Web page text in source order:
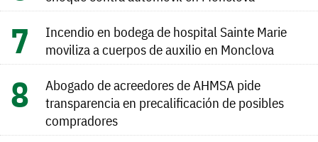
Incendio en bodega de hospital Sainte Marie
moviliza a cuerpos de auxilio en Monclova
Abogado de acreedores de AHMSA pide
transparencia en precalificación de posibles
compradores